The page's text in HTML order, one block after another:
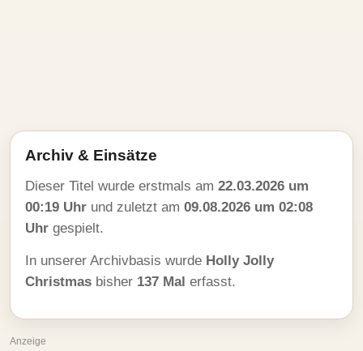
Archiv & Einsätze
Dieser Titel wurde erstmals am 22.03.2026 um
00:19 Uhr und zuletzt am 09.08.2026 um 02:08
Uhr gespielt.
In unserer Archivbasis wurde Holly Jolly
Christmas bisher 137 Mal erfasst.
Anzeige